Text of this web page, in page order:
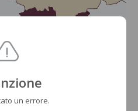
un errore.